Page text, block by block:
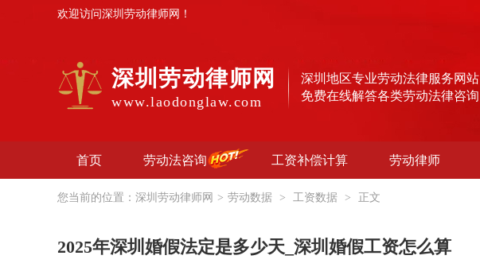
欢迎访问深圳劳动律师网！
深圳劳动律师网
www.laodonglaw.com
深圳地区专业劳动法律服务网站
免费在线解答各类劳动法律咨询
首页 劳动法咨询 工资补偿计算 劳动律师
您当前的位置： 深圳劳动律师网 > 劳动数据 > 工资数据 > 正文
2025年深圳婚假法定是多少天_深圳婚假工资怎么算